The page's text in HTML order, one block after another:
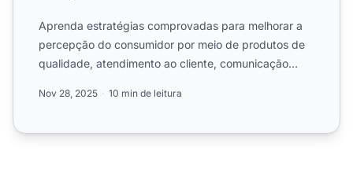
Aprenda estratégias comprovadas para melhorar a
percepção do consumidor por meio de produtos de
qualidade, atendimento ao cliente, comunicação
Nov 28, 2025 10 min de leitura